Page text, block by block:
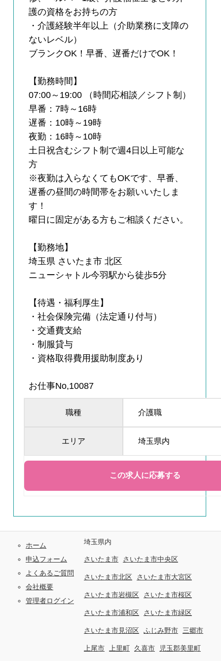
護の資格をお持ちの方
・介護経験半年以上（介助業務に支障の
ないレベル）
ブランクOK！早番、遅番だけでOK！
【勤務時間】
07:00～19:00 （時間応相談／シフト制）
早番：7時～16時
遅番：10時～19時
夜勤：16時～10時
土日祝含むシフト制で週4日以上可能な
方
※夜勤は入らなくてもOKです、早番、
遅番の昼間の時間帯をお願いいたしま
す！
曜日に固定がある方もご相談ください。
【勤務地】
埼玉県 さいたま市 北区
ニューシャトル今羽駅から徒歩5分
【待遇・福利厚生】
・社会保険完備（法定通り付与）
・交通費支給
・制服貸与
・資格取得費用援助制度あり
お仕事No,10087
職種 介護職
エリア 埼玉県内
ホーム
申込フォーム
よくあるご質問
会社概要
管理者ログイン
埼玉県内
さいたま市 さいたま市中央区
さいたま市北区 さいたま市大宮区
さいたま市岩槻区 さいたま市桜区
さいたま市浦和区 さいたま市緑区
さいたま市見沼区 ふじみ野市 三郷市
上尾市 上里町 久喜市 児玉郡美里町